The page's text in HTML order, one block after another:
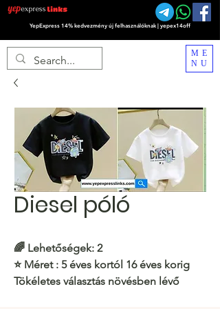
YepExpress 14% kedvezmény új felhasználóknak | yepex14off
ME
NU
Diesel póló
🌈 Lehetőségek: 2
⭐️ Méret: 5 éves kortól 16 éves korig
Tökéletes választás növésben lévő